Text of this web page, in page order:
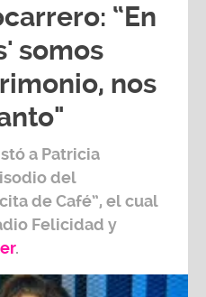
“En
somos
nos
a Patricia
del
de Café”, el cual
Felicidad y
.